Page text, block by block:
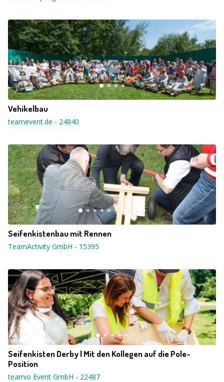
Vehikelbau
teamevent.de - 24840
Seifenkistenbau mit Rennen
TeamActivity GmbH - 15395
Seifenkisten Derby | Mit den Kollegen auf die Pole-
Position
teamio Event GmbH - 22487